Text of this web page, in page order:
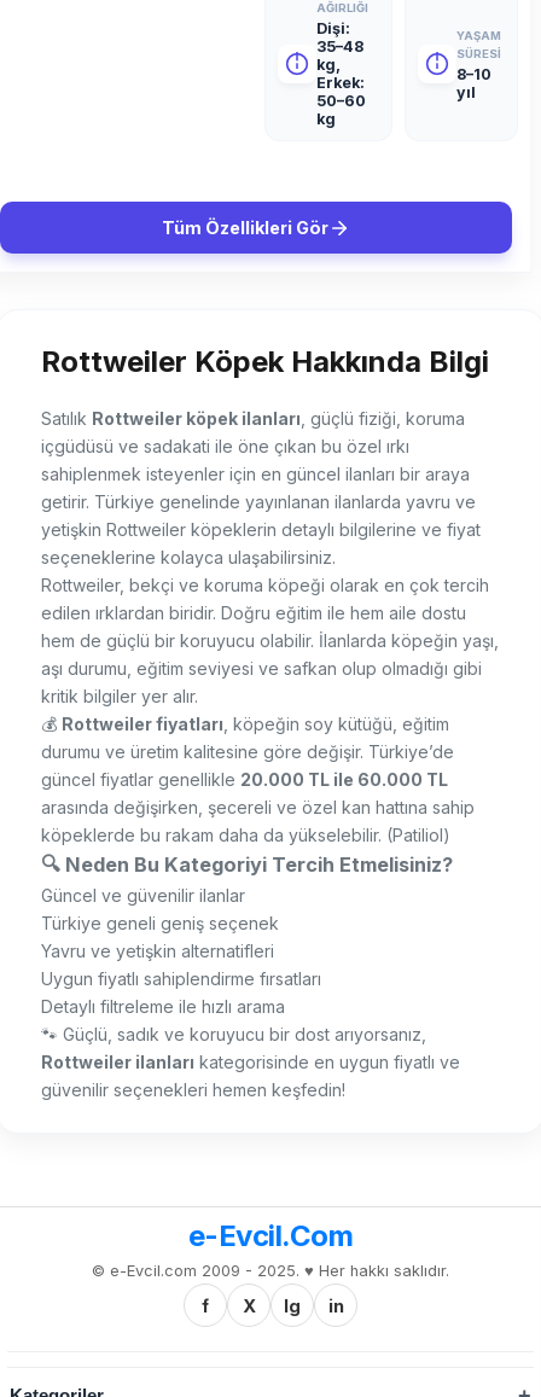
AĞIRLIĞI
Dişi:
35–48
kg,
Erkek:
50–60
kg
YAŞAM
SÜRESI
8–10
yıl
Tüm Özellikleri Gör
Rottweiler Köpek Hakkında Bilgi
Satılık Rottweiler köpek ilanları , güçlü fiziği, koruma
içgüdüsü ve sadakati ile öne çıkan bu özel ırkı
sahiplenmek isteyenler için en güncel ilanları bir araya
getirir. Türkiye genelinde yayınlanan ilanlarda yavru ve
yetişkin Rottweiler köpeklerin detaylı bilgilerine ve fiyat
seçeneklerine kolayca ulaşabilirsiniz.
Rottweiler, bekçi ve koruma köpeği olarak en çok tercih
edilen ırklardan biridir. Doğru eğitim ile hem aile dostu
hem de güçlü bir koruyucu olabilir. İlanlarda köpeğin yaşı,
aşı durumu, eğitim seviyesi ve safkan olup olmadığı gibi
kritik bilgiler yer alır.
💰 Rottweiler fiyatları , köpeğin soy kütüğü, eğitim
durumu ve üretim kalitesine göre değişir. Türkiye’de
güncel fiyatlar genellikle 20.000 TL ile 60.000 TL
arasında değişirken, şecereli ve özel kan hattına sahip
köpeklerde bu rakam daha da yükselebilir. (Patiliol)
🔍 Neden Bu Kategoriyi Tercih Etmelisiniz?
Güncel ve güvenilir ilanlar
Türkiye geneli geniş seçenek
Yavru ve yetişkin alternatifleri
Uygun fiyatlı sahiplendirme fırsatları
Detaylı filtreleme ile hızlı arama
🐾 Güçlü, sadık ve koruyucu bir dost arıyorsanız,
Rottweiler ilanları kategorisinde en uygun fiyatlı ve
güvenilir seçenekleri hemen keşfedin!
e-Evcil.Com
© e-Evcil.com 2009 - 2025. ♥️ Her hakkı saklıdır.
f X Ig in